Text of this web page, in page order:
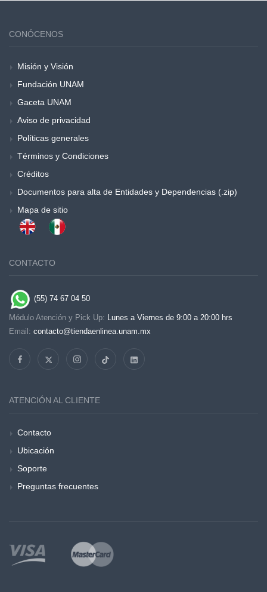
CONÓCENOS
Misión y Visión
Fundación UNAM
Gaceta UNAM
Aviso de privacidad
Políticas generales
Términos y Condiciones
Créditos
Documentos para alta de Entidades y Dependencias (.zip)
Mapa de sitio
CONTACTO
(55) 74 67 04 50
Módulo Atención y Pick Up:
Lunes a Viernes de 9:00 a 20:00 hrs
Email: contacto@tiendaenlinea.unam.mx
ATENCIÓN AL CLIENTE
Contacto
Ubicación
Soporte
Preguntas frecuentes